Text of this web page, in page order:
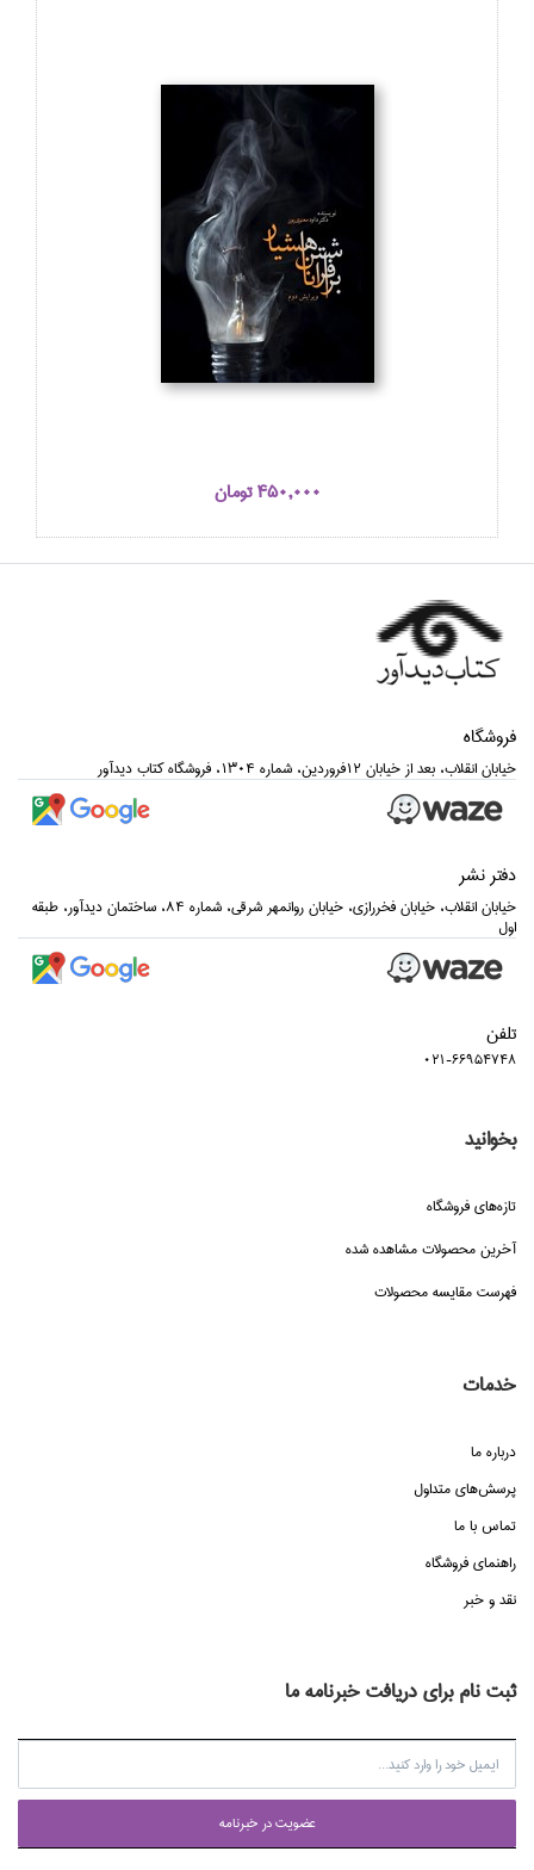
450,000 تومان
فروشگاه
خيابان انقلاب، بعد از خيابان 12فروردين، شماره 1304، فروشگاه كتاب ديدآور
دفتر نشر
خيابان انقلاب، خيابان فخررازي، خيابان روانمهر شرقي، شماره 84، ساختمان ديدآور، طبقه
اول
تلفن
021-66954748
بخوانید
تازه‌هاي فروشگاه
آخرین محصولات مشاهده شده
فهرست مقایسه محصولات
خدمات
درباره ما
پرسش‌هاي متداول
تماس با ما
راهنماي فروشگاه
نقد و خبر
ثبت نام برای دریافت خبرنامه ما
عضويت در خبرنامه